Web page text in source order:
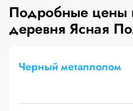
Подробные цены
деревня Ясная
Черный металлолом